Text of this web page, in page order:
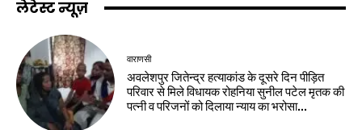
लेटेस्ट न्यूज़
वाराणसी
अवलेशपुर जितेन्द्र हत्याकांड के दूसरे दिन पीड़ित
परिवार से मिले विधायक रोहनिया सुनील पटेल मृतक की
पत्नी व परिजनों को दिलाया न्याय का भरोसा...